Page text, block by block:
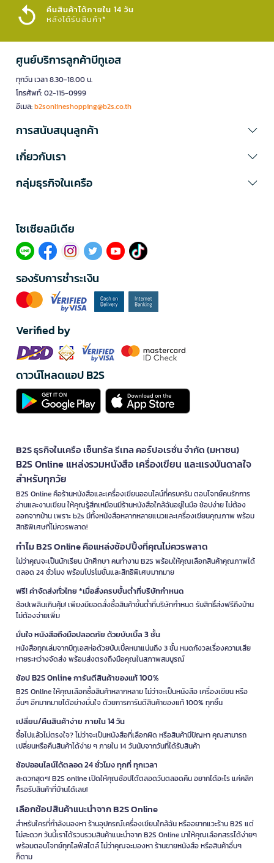
คืนสินค้าได้ภายใน 14 วัน
หลังได้รับสินค้า*
ศูนย์บริการลูกค้าบีทูเอส
ทุกวัน เวลา 8.30-18.00 น.
โทรศัพท์: 02-115-0999
อีเมล:b2sonlineshopping@b2s.co.th
การสนับสนุนลูกค้า
เกี่ยวกับเรา
กลุ่มธุรกิจในเครือ
โซเซียลมีเดีย​
รองรับการชำระเงิน
Verified by
ดาวน์โหลดแอป B2S
B2S ธุรกิจในเครือ เซ็นทรัล รีเทล คอร์ปอเรชั่น จำกัด (มหาชน)
B2S Online แหล่งรวมหนังสือ เครื่องเขียน และแรงบันดาลใจ
สำหรับทุกวัย
B2S Online คือร้านหนังสือและเครื่องเขียนออนไลน์ที่ครบครัน ตอบโจทย์คนรักการ
อ่านและงานเขียน ให้คุณรู้สึกเหมือนมีร้านหนังสือใกล้ฉันอยู่ในมือ ช้อปง่าย ไม่ต้อง
ออกจากบ้าน เพราะ b2s มีทั้งหนังสือหลากหลายแนวและเครื่องเขียนคุณภาพ พร้อม
สิทธิพิเศษที่ไม่ควรพลาด!
ทำไม B2S Online คือแหล่งช้อปปิ้งที่คุณไม่ควรพลาด
ไม่ว่าคุณจะเป็นนักเรียน นักศึกษา คนทำงาน B2S พร้อมให้คุณเลือกสินค้าคุณภาพได้
ตลอด 24 ชั่วโมง พร้อมโปรโมชั่นและสิทธิพิเศษมากมาย
ฟรี! ค่าจัดส่งทั่วไทย *เมื่อสั่งครบขั้นต่ำที่บริษัทกำหนด
ช้อปเพลินเกินคุ้ม! เพียงมียอดสั่งซื้อสินค้าขั้นต่ำที่บริษัทกำหนด รับสิทธิ์ส่งฟรีถึงบ้าน
ไม่ต้องจ่ายเพิ่ม
มั่นใจ หนังสือถึงมือปลอดภัย ด้วยบับเบิ้ล 3 ชั้น
หนังสือทุกเล่มจากบีทูเอสห่อด้วยบับเบิ้ลหนาแน่นถึง 3 ชั้น หมดกังวลเรื่องความเสีย
หายระหว่างจัดส่ง พร้อมส่งตรงถึงมือคุณในสภาพสมบูรณ์
ช้อป B2S Online การันตีสินค้าของแท้ 100%
B2S Online ให้คุณเลือกซื้อสินค้าหลากหลาย ไม่ว่าจะเป็นหนังสือ เครื่องเขียน หรือ
อื่นๆ อีกมากมายได้อย่างมั่นใจ ด้วยการการันตีสินค้าของแท้ 100% ทุกชิ้น
เปลี่ยน/คืนสินค้าง่าย ภายใน 14 วัน
ซื้อไปแล้วไม่ตรงใจ? ไม่ว่าจะเป็นหนังสือที่เลือกผิด หรือสินค้ามีปัญหา คุณสามารถ
เปลี่ยนหรือคืนสินค้าได้ง่าย ๆ ภายใน 14 วันนับจากวันที่ได้รับสินค้า
ช้อปออนไลน์ได้ตลอด 24 ชั่วโมง ทุกที่ ทุกเวลา
สะดวกสุดๆ! B2S online เปิดให้คุณช้อปได้ตลอดวันตลอดคืน อยากได้อะไร แค่คลิก
ก็รอรับสินค้าที่บ้านได้เลย!
เลือกช้อปสินค้าแนะนำจาก B2S Online
สำหรับใครที่กำลังมองหา ร้านอุปกรณ์เครื่องเขียนใกล้ฉัน หรืออยากแวะร้าน B2S แต่
ไม่สะดวก วันนี้เราได้รวบรวมสินค้าแนะนำจาก B2S Online มาให้คุณเลือกสรรได้ง่ายๆ
พร้อมตอบโจทย์ทุกไลฟ์สไตล์ ไม่ว่าคุณจะมองหา ร้านขายหนังสือ หรือสินค้าอื่นๆ
ก็ตาม